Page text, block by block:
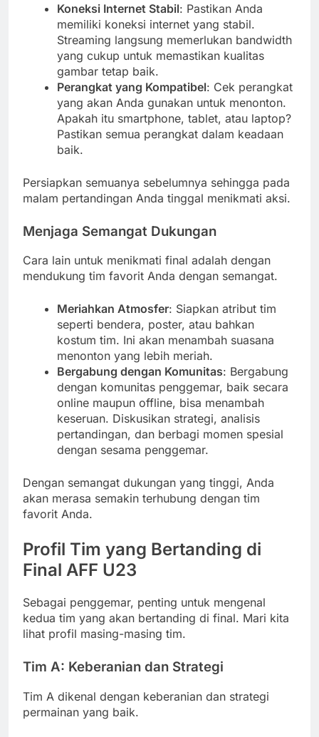
Koneksi Internet Stabil: Pastikan Anda
memiliki koneksi internet yang stabil.
Streaming langsung memerlukan bandwidth
yang cukup untuk memastikan kualitas
gambar tetap baik.
Perangkat yang Kompatibel: Cek perangkat
yang akan Anda gunakan untuk menonton.
Apakah itu smartphone, tablet, atau laptop?
Pastikan semua perangkat dalam keadaan
baik.
Persiapkan semuanya sebelumnya sehingga pada
malam pertandingan Anda tinggal menikmati aksi.
Menjaga Semangat Dukungan
Cara lain untuk menikmati final adalah dengan
mendukung tim favorit Anda dengan semangat.
Meriahkan Atmosfer: Siapkan atribut tim
seperti bendera, poster, atau bahkan
kostum tim. Ini akan menambah suasana
menonton yang lebih meriah.
Bergabung dengan Komunitas: Bergabung
dengan komunitas penggemar, baik secara
online maupun offline, bisa menambah
keseruan. Diskusikan strategi, analisis
pertandingan, dan berbagi momen spesial
dengan sesama penggemar.
Dengan semangat dukungan yang tinggi, Anda
akan merasa semakin terhubung dengan tim
favorit Anda.
Profil Tim yang Bertanding di
Final AFF U23
Sebagai penggemar, penting untuk mengenal
kedua tim yang akan bertanding di final. Mari kita
lihat profil masing-masing tim.
Tim A: Keberanian dan Strategi
Tim A dikenal dengan keberanian dan strategi
permainan yang baik.